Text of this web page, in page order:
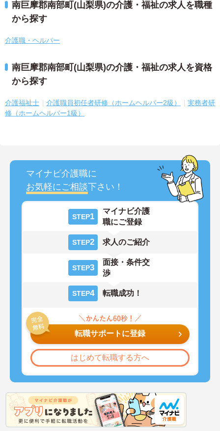
南巨摩郡南部町(山梨県)の介護・福祉の求人を職種
から探す
介護職・ヘルパー
南巨摩郡南部町(山梨県)の介護・福祉の求人を資格
から探す
介護福祉士 介護職員初任者研修（ホームヘルパー2級）
実務者研
修（ホームヘルパー1級）
マイナビ介護職に
お気軽にご相談下さい！
STEP1
マイナビ介護
職にご登録
STEP2 求人のご紹介
STEP3
面接・条件交
渉
STEP4 転職成功！
転職サポートに登録
はじめて転職する方へ